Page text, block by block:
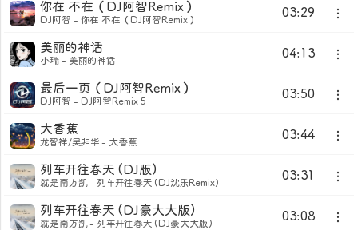
03:29
你在 不在（DJ阿智Remix）
DJ阿智 - 你在 不在（DJ阿智Remix）
04:13
美丽的神话
小瑞 - 美丽的神话
03:50
最后一页（DJ阿智Remix）
DJ阿智 - DJ阿智Remix 5
03:44
大香蕉
龙智祥/吴非华 - 大香蕉
03:31
列车开往春天 (DJ版)
就是南方凯 - 列车开往春天 (DJ沈乐Remix)
03:08
列车开往春天 (DJ豪大大版)
就是南方凯 - 列车开往春天 (DJ豪大大版)